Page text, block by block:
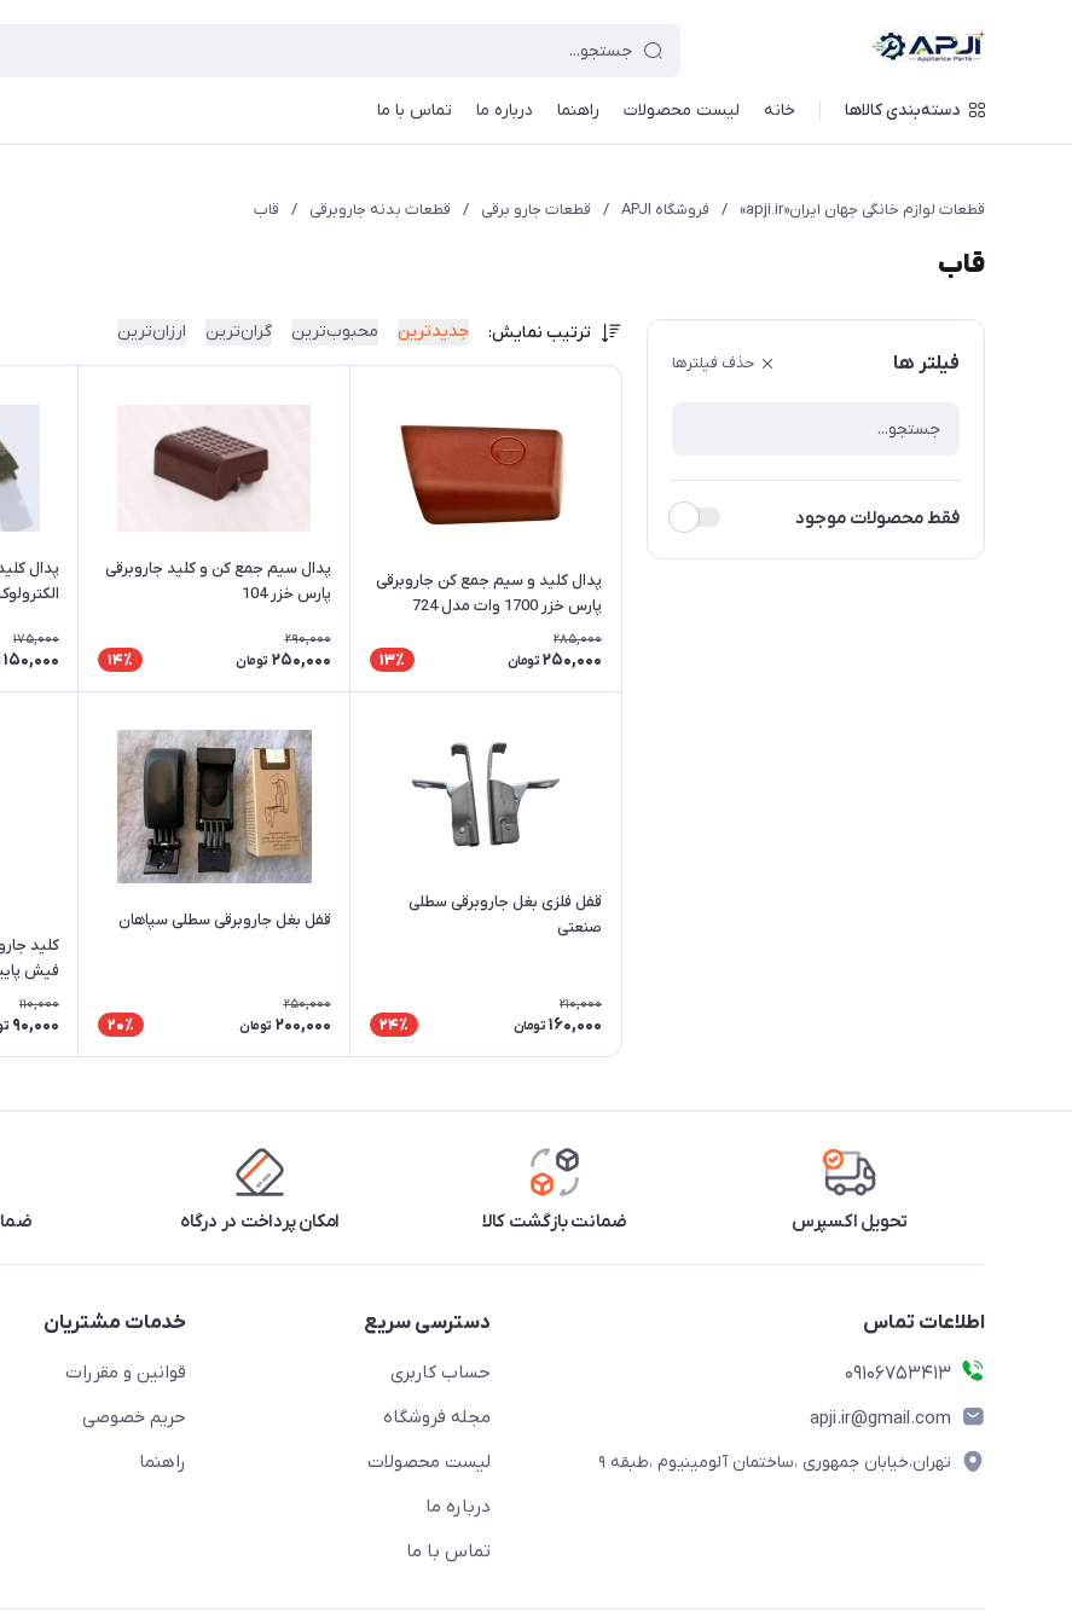
دسته‌بندی کالاها خانه لیست محصولات راهنما درباره ما تماس با ما
قطعات لوازم خانگی جهان ایران«apji.ir» / فروشگاه APJI / قطعات جارو برقی / قطعات بدنه جاروبرقی / قاب
قاب
فیلتر ها حذف فیلترها
فقط محصولات موجود
ترتیب نمایش: جدیدترین محبوب‌ترین گران‌ترین ارزان‌ترین
پدال کلید و سیم جمع کن جاروبرقی
پارس خزر 1700 وات مدل 724
285,000
250,000 تومان 13٪
پدال سیم جمع کن و کلید جاروبرقی
پارس خزر 104
290,000
250,000 تومان 14٪
پدال
175,000
150,000
قفل فلزی بغل جاروبرقی سطلی
صنعتی
210,000
160,000 تومان 24٪
قفل بغل جاروبرقی سطلی سپاهان
250,000
200,000 تومان 20٪
کلید
فیش
110,000
90,000
تحویل اکسپرس ضمانت بازگشت کالا امکان پرداخت در درگاه
اطلاعات تماس
09106753413
apji.ir@gmail.com
تهران،خیابان جمهوری ،ساختمان آلومینیوم ،طبقه ۹
دسترسی سریع
حساب کاربری
مجله فروشگاه
لیست محصولات
درباره ما
تماس با ما
خدمات مشتریان
قوانین و مقررات
حریم خصوصی
راهنما